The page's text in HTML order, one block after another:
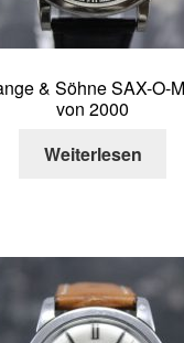
& Söhne SAX-O-
von 2000
Weiterlesen